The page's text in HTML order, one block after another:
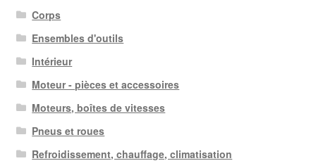
Corps
Ensembles d'outils
Intérieur
Moteur - pièces et accessoires
Moteurs, boîtes de vitesses
Pneus et roues
Refroidissement, chauffage, climatisation